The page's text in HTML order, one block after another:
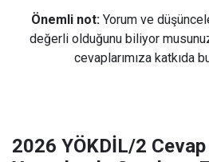
Önemli not: Yorum ve
değerli olduğunu biliyor
cevaplarımıza katkıda
2026 YÖKDİL/2 Cevap